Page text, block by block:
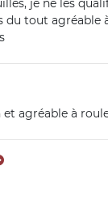
je ne les
du tout agréable
agréable à